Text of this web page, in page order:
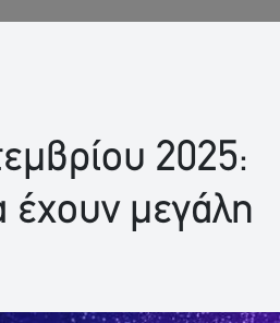
2025:
έχουν μεγάλη